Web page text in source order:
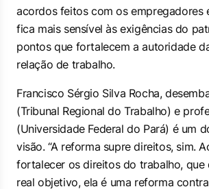
acordos feitos com os empregadores
fica mais sensível às exigências do
pontos que fortalecem a autoridade
relação de trabalho.
Francisco Sérgio Silva Rocha,
(Tribunal Regional do Trabalho) e
(Universidade Federal do Pará) é um
visão. “A reforma supre direitos, sim.
fortalecer os direitos do trabalho, que
real objetivo, ela é uma reforma contra